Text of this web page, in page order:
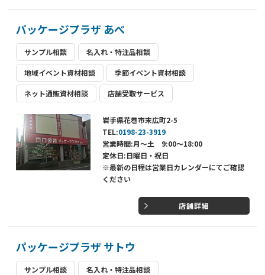
パッケージプラザ あべ
サンプル相談 名入れ・特注品相談
地域イベント資材相談 季節イベント資材相談
ネット通販資材相談 店舗受取サービス
岩手県花巻市末広町2-5
TEL:0198-23-3919
営業時間:月～土 9:00～18:00
定休日:日曜日・祝日
※最新の日程は営業日カレンダーにてご確認
ください
店舗詳細
パッケージプラザ サトウ
サンプル相談 名入れ・特注品相談